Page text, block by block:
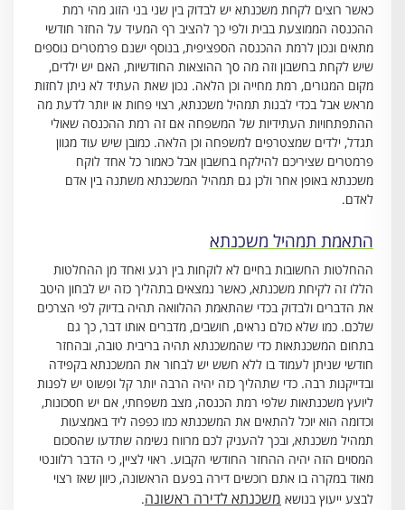
כאשר רוצים לקחת משכנתא יש לבדוק בין שני בני הזוג מהי רמת
ההכנסה הממוצעת בבית ולפי כך להציב רף המעיד על החזר חודשי
מתאים ונכון לרמת ההכנסה הספציפית, בנוסף ישנם פרמטרים נוספים
שיש לקחת בחשבון וזה מה סך ההוצאות החודשיות, האם יש ילדים,
מקום המגורים, רמת מחייה וכן הלאה. נכון שאת העתיד לא ניתן לחזות
מראש אבל בכדי לבנות תמהיל משכנתא, רצוי פחות או יותר לדעת מה
ההתפתחויות העתידיות של המשפחה אם זה רמת ההכנסה שאולי
תגדל, ילדים שמצטרפים למשפחה וכן הלאה. כמובן שיש עוד מגוון
פרמטרים שציריכם להילקח בחשבון אבל כאמור כל אחד לוקח
משכנתא באופן אחר ולכן גם תמהיל המשכנתא משתנה בין אדם
לאדם.
התאמת תמהיל משכנתא
ההחלטות החשובות בחיים לא לוקחות בין רגע ואחד מן ההחלטות
הללו זה לקיחת משכנתא, כאשר נמצאים בתהליך כזה יש לבחון היטב
את הדברים ולבדוק בכדי שהתאמת ההלוואה תהיה בדיוק לפי הצרכים
שלכם. כמו שלא כולם נראים, חושבים, מדברים אותו דבר, כך גם
בתחום המשכנתאות כדי שהמשכנתא תהיה בריבית טובה, ובהחזר
חודשי שניתן לעמוד בו ללא חשש יש לבחור את המשכנתא בקפידה
ובדייקנות רבה. כדי שתהליך כזה יהיה הרבה יותר קל ופשוט יש לפנות
ליועץ משכנתאות שלפי רמת הכנסה, מצב משפחתי, אם יש חסכונות,
וכדומה הוא יוכל להתאים את המשכנתא כמו כפפה ליד באמצעות
תמהיל משכנתא, ובכך להעניק לכם מרווח נשימה שתדעו שהסכום
המסוים הזה יהיה ההחזר החודשי הקבוע. ראוי לציין, כי הדבר רלוונטי
מאוד במקרה בו אתם רוכשים דירה בפעם הראשונה, כיוון שאז רצוי
לבצע ייעוץ בנושא משכנתא לדירה ראשונה.